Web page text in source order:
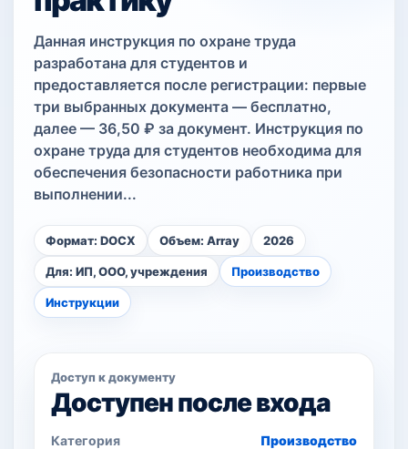
Данная инструкция по охране труда
разработана для студентов и
предоставляется после регистрации: первые
три выбранных документа — бесплатно,
далее — 36,50 ₽ за документ. Инструкция по
охране труда для студентов необходима для
обеспечения безопасности работника при
выполнении...
Формат: DOCX Объем: Array 2026
Для: ИП, ООО, учреждения Производство
Инструкции
Доступ к документу
Доступен после входа
Категория Производство